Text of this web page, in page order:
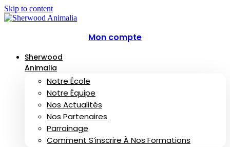
Skip to content
Mon compte
Sherwood
Animalia
Notre École
Notre Équipe
Nos Actualités
Nos Partenaires
Parrainage
Comment S’inscrire À Nos Formations